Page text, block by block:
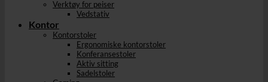
Verktøy for peiser
Vedstativ
Kontor
Kontorstoler
Ergonomiske kontorstoler
Konferansestoler
Aktiv sitting
Sadelstoler